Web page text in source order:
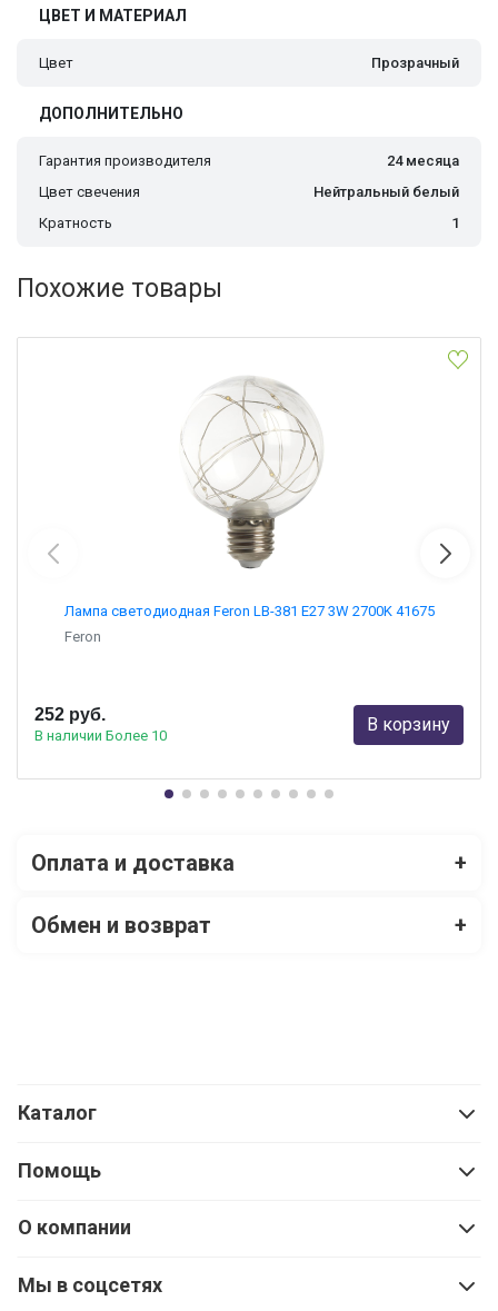
ЦВЕТ И МАТЕРИАЛ
Цвет Прозрачный
ДОПОЛНИТЕЛЬНО
Гарантия производителя
24 месяца
Цвет свечения
Нейтральный белый
Кратность
1
Похожие товары
Лампа светодиодная Feron LB-381 E27 3W 2700K 41675
Feron
252 руб.
В наличии Более 10
В корзину
Оплата и доставка +
Обмен и возврат +
Каталог
Помощь
О компании
Мы в соцсетях